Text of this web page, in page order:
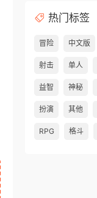
热门标签
冒险 中文版
射击 单人
益智 神秘
扮演 其他
RPG 格斗